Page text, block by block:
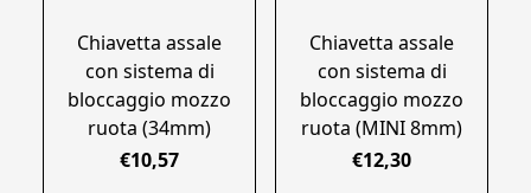
Chiavetta assale
con sistema di
bloccaggio mozzo
ruota (34mm)
€10,57
Chiavetta assale
con sistema di
bloccaggio mozzo
ruota (MINI 8mm)
€12,30